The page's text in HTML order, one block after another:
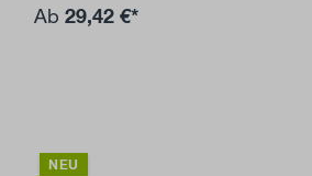
Ab 29,42 €*
NEU